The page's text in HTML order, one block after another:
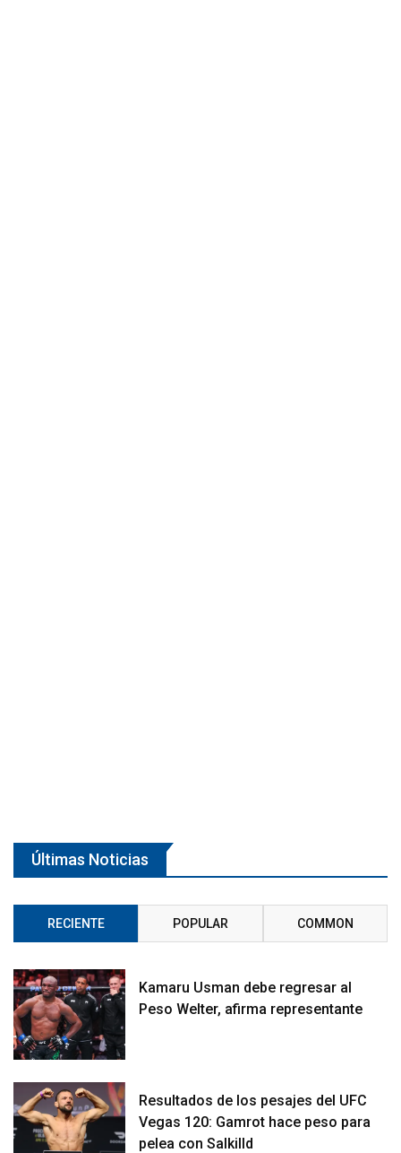
Últimas Noticias
RECIENTE POPULAR COMMON
Kamaru Usman debe regresar al
Peso Welter, afirma representante
Resultados de los pesajes del UFC
Vegas 120: Gamrot hace peso para
pelea con Salkilld